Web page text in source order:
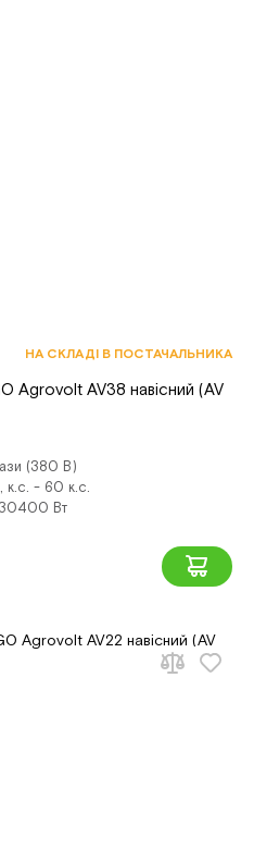
НА СКЛАДІ В ПОСТАЧАЛЬНИКА
Agrovolt AV38 навісний (AV
(380 В)
к.с. - 60 к.с.
30400 Вт